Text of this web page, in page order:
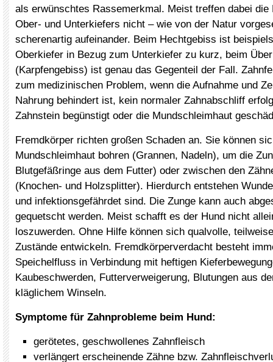
als erwünschtes Rassemerkmal. Meist treffen dabei die
Ober- und Unterkiefers nicht – wie von der Natur
scherenartig aufeinander. Beim Hechtgebiss ist
Oberkiefer in Bezug zum Unterkiefer zu kurz, beim
(Karpfengebiss) ist genau das Gegenteil der Fall.
zum medizinischen Problem, wenn die Aufnahme und
Nahrung behindert ist, kein normaler Zahnabschliff
Zahnstein begünstigt oder die Mundschleimhaut
Fremdkörper richten großen Schaden an. Sie können
Mundschleimhaut bohren (Grannen, Nadeln), um die
Blutgefäßringe aus dem Futter) oder zwischen den
(Knochen- und Holzsplitter). Hierdurch entstehen
und infektionsgefährdet sind. Die Zunge kann auch
gequetscht werden. Meist schafft es der Hund nicht
loszuwerden. Ohne Hilfe können sich qualvolle,
Zustände entwickeln. Fremdkörperverdacht besteht
Speichelfluss in Verbindung mit heftigen
Kaubeschwerden, Futterverweigerung, Blutungen aus
kläglichem Winseln.
Symptome für Zahnprobleme beim Hund:
gerötetes, geschwollenes Zahnfleisch
verlängert erscheinende Zähne bzw.